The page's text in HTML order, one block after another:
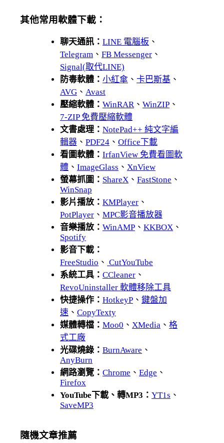
其他常用軟體下載：
聊天通訊： LINE 電腦板 、
Telegram 、 FB Messenger 、
Signal(取代LINE)
防毒軟體： 小紅傘 、 卡巴斯基 、
AVG 、 Avast
壓縮軟體： WinRAR、 WinZIP 、
7-ZIP 免費壓縮軟體
文書處理： NotePad++ 純文字編
輯器 、 PDF24 、 Office下載
看圖軟體： IrfanView 免費看圖軟
體 、 ImageGlass 、 XnView
螢幕抓圖： ShareX 、 FastStone 、
WinSnap
影片播放： KMPlayer 、
PotPlayer 、 MPC影音播放器
音樂播放： WinAMP 、 KKBOX 、
Spotify
影音下載：
FreeStudio 、 CutYouTube
系統工具： CCleaner 、
RevoUninstaller 軟體移除工具
快捷操作： HotkeyP 、 鍵盤加
速 、 CopyTexty
媒體轉檔： Moo0 、 XMedia 、 格
式工廠
光碟燒錄： BurnAware 、
AnyBurn
網路瀏覽： Chrome 、 Edge 、
Firefox
YouTube下載、轉MP3： YT1s 、
SaveMP3
隨機文章推薦